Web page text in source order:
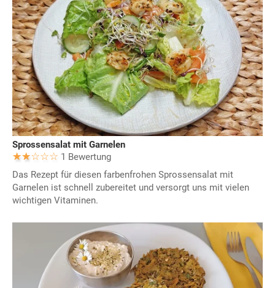
Sprossensalat mit Garnelen
1 Bewertung
Das Rezept für diesen farbenfrohen Sprossensalat mit
Garnelen ist schnell zubereitet und versorgt uns mit vielen
wichtigen Vitaminen.